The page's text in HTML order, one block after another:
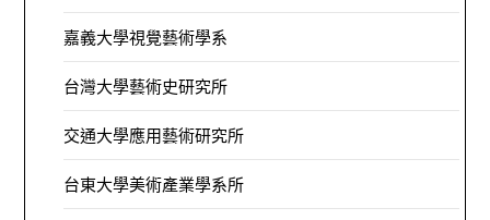
嘉義大學視覺藝術學系
台灣大學藝術史研究所
交通大學應用藝術研究所
台東大學美術產業學系所